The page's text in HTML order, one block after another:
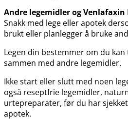
Andre legemidler og Venlafaxin
Snakk med lege eller apotek
brukt eller planlegger å bruke
Legen din bestemmer om du kan
sammen med andre legemidler.
Ikke start eller slutt med noen
også reseptfrie legemidler,
urtepreparater, før du har
apotek.